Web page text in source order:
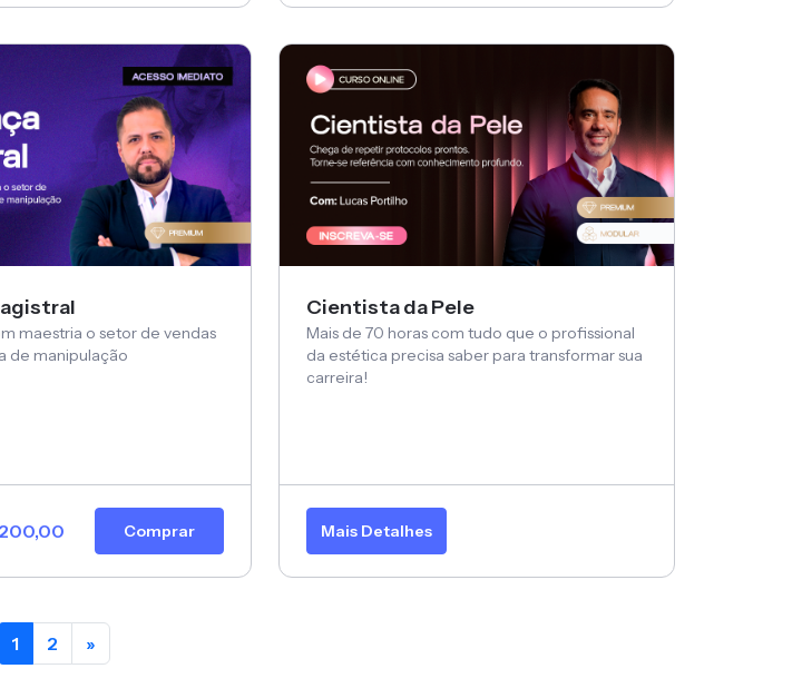
maestria o setor de vendas
de manipulação
Comprar
Cientista da Pele
Mais de 70 horas com tudo que o profissional
da estética precisa saber para transformar sua
carreira!
Mais Detalhes
1 2 »